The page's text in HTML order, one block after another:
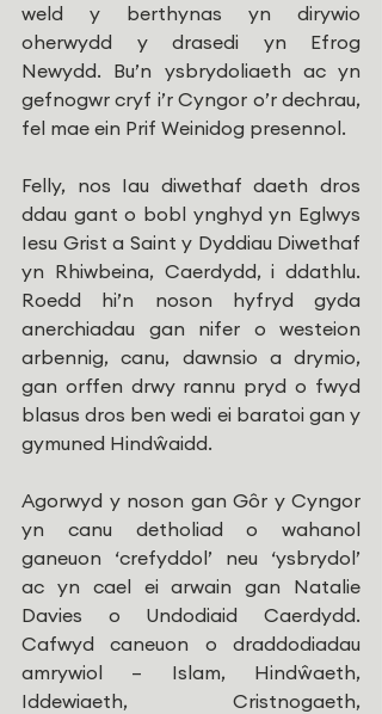
weld y berthynas yn dirywio
oherwydd y drasedi yn Efrog
Newydd. Bu’n ysbrydoliaeth ac yn
gefnogwr cryf i’r Cyngor o’r dechrau,
fel mae ein Prif Weinidog presennol.
Felly, nos Iau diwethaf daeth dros
ddau gant o bobl ynghyd yn Eglwys
Iesu Grist a Saint y Dyddiau Diwethaf
yn Rhiwbeina, Caerdydd, i ddathlu.
Roedd hi’n noson hyfryd gyda
anerchiadau gan nifer o westeion
arbennig, canu, dawnsio a drymio,
gan orffen drwy rannu pryd o fwyd
blasus dros ben wedi ei baratoi gan y
gymuned Hindŵaidd.
Agorwyd y noson gan Gôr y Cyngor
yn canu detholiad o wahanol
ganeuon ‘crefyddol’ neu ‘ysbrydol’
ac yn cael ei arwain gan Natalie
Davies o Undodiaid Caerdydd.
Cafwyd caneuon o draddodiadau
amrywiol – Islam, Hindŵaeth,
Iddewiaeth, Cristnogaeth,